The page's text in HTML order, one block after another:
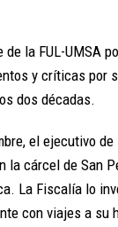
la FUL-UMSA
y críticas por
dos décadas.
el ejecutivo de
la cárcel de San
La Fiscalía lo
con viajes a su